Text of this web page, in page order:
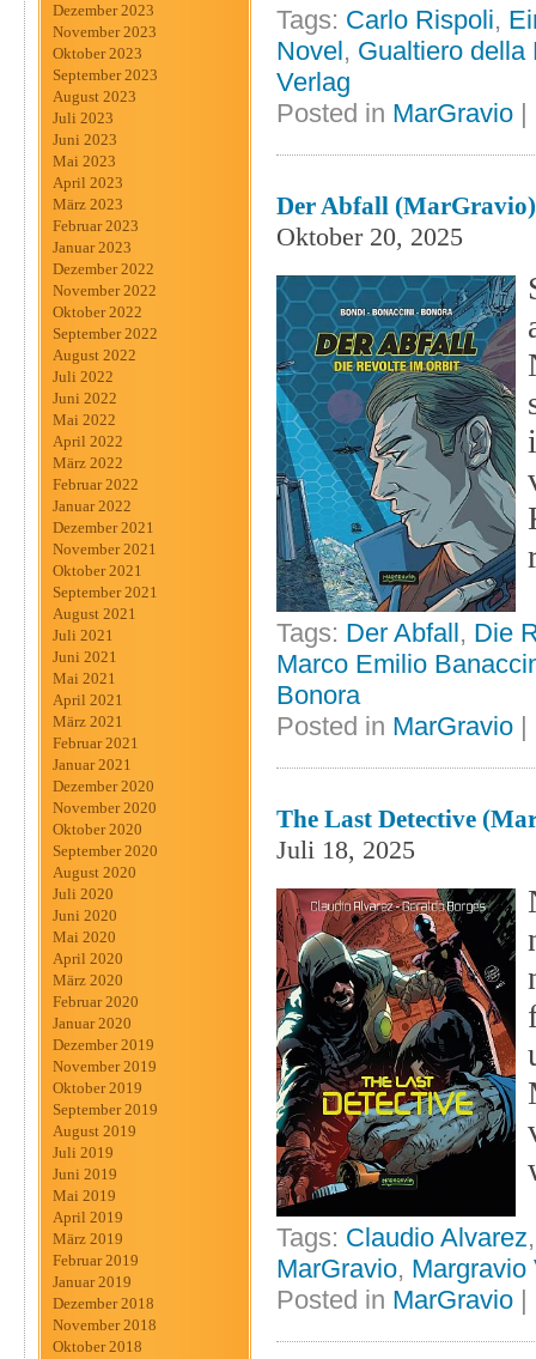
Dezember 2023
November 2023
Oktober 2023
September 2023
August 2023
Juli 2023
Juni 2023
Mai 2023
April 2023
März 2023
Februar 2023
Januar 2023
Dezember 2022
November 2022
Oktober 2022
September 2022
August 2022
Juli 2022
Juni 2022
Mai 2022
April 2022
März 2022
Februar 2022
Januar 2022
Dezember 2021
November 2021
Oktober 2021
September 2021
August 2021
Juli 2021
Juni 2021
Mai 2021
April 2021
März 2021
Februar 2021
Januar 2021
Dezember 2020
November 2020
Oktober 2020
September 2020
August 2020
Juli 2020
Juni 2020
Mai 2020
April 2020
März 2020
Februar 2020
Januar 2020
Dezember 2019
November 2019
Oktober 2019
September 2019
August 2019
Juli 2019
Juni 2019
Mai 2019
April 2019
März 2019
Februar 2019
Januar 2019
Dezember 2018
November 2018
Oktober 2018
Tags: Carlo Rispoli,
Novel, Gualtiero della
Verlag
Posted in MarGravio |
Der Abfall (MarGravio)
Oktober 20, 2025
Tags: Der Abfall, Die
Marco Emilio
Bonora
Posted in MarGravio |
The Last Detective
Juli 18, 2025
Tags: Claudio Alvarez
MarGravio, Margravio
Posted in MarGravio |